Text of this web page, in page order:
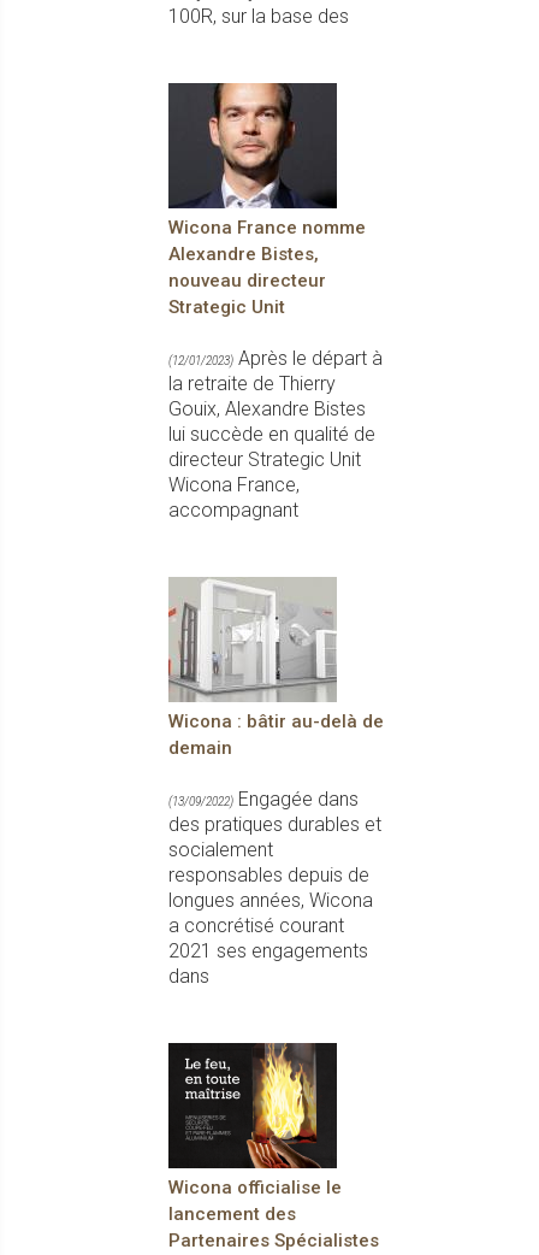
100R, sur la base des
Wicona France nomme
Alexandre Bistes,
nouveau directeur
Strategic Unit
(12/01/2023) Après le départ à
la retraite de Thierry
Gouix, Alexandre Bistes
lui succède en qualité de
directeur Strategic Unit
Wicona France,
accompagnant
Wicona : bâtir au-delà de
demain
(13/09/2022) Engagée dans
des pratiques durables et
socialement
responsables depuis de
longues années, Wicona
a concrétisé courant
2021 ses engagements
dans
Wicona officialise le
lancement des
Partenaires Spécialistes